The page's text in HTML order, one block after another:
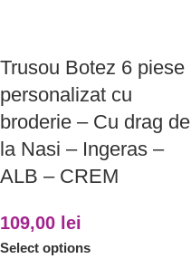
Trusou Botez 6 piese
personalizat cu
broderie – Cu drag de
la Nasi – Ingeras –
ALB – CREM
109,00 lei
Select options